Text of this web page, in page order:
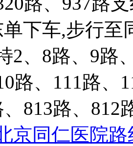
下车,步行
2、8路、9路
路、111路、
、813路、
京同仁医院路